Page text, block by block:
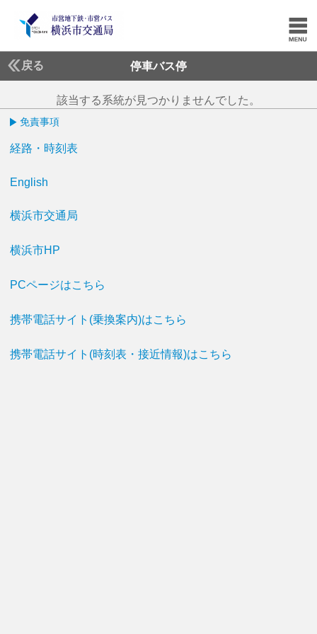
戻る 停車バス停
該当する系統が見つかりませんでした。
免責事項
経路・時刻表
English
横浜市交通局
横浜市HP
PCページはこちら
携帯電話サイト(乗換案内)はこちら
携帯電話サイト(時刻表・接近情報)はこちら